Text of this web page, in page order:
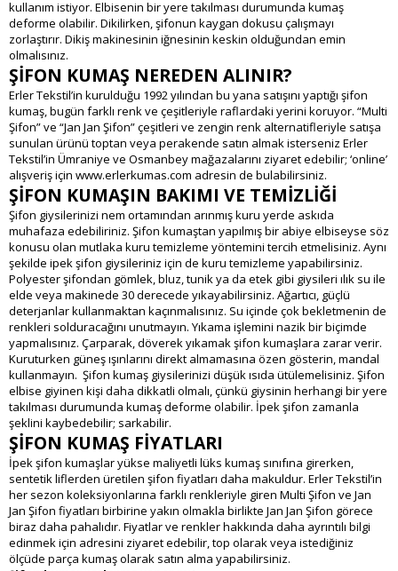
kullanım istiyor. Elbisenin bir yere takılması durumunda kumaş
deforme olabilir. Dikilirken, şifonun kaygan dokusu çalışmayı
zorlaştırır. Dikiş makinesinin iğnesinin keskin olduğundan emin
olmalısınız.
ŞİFON KUMAŞ NEREDEN ALINIR?
Erler Tekstil’in kurulduğu 1992 yılından bu yana satışını yaptığı şifon
kumaş, bugün farklı renk ve çeşitleriyle raflardaki yerini koruyor. “Multi
Şifon” ve “Jan Jan Şifon” çeşitleri ve zengin renk alternatifleriyle satışa
sunulan ürünü toptan veya perakende satın almak isterseniz Erler
Tekstil’in Ümraniye ve Osmanbey mağazalarını ziyaret edebilir; ‘online’
alışveriş için www.erlerkumas.com adresin de bulabilirsiniz.
ŞİFON KUMAŞIN BAKIMI VE TEMİZLİĞİ
Şifon giysilerinizi nem ortamından arınmış kuru yerde askıda
muhafaza edebiliriniz. Şifon kumaştan yapılmış bir abiye elbiseyse söz
konusu olan mutlaka kuru temizleme yöntemini tercih etmelisiniz. Aynı
şekilde ipek şifon giysileriniz için de kuru temizleme yapabilirsiniz.
Polyester şifondan gömlek, bluz, tunik ya da etek gibi giysileri ılık su ile
elde veya makinede 30 derecede yıkayabilirsiniz. Ağartıcı, güçlü
deterjanlar kullanmaktan kaçınmalısınız. Su içinde çok bekletmenin de
renkleri solduracağını unutmayın. Yıkama işlemini nazik bir biçimde
yapmalısınız. Çarparak, döverek yıkamak şifon kumaşlara zarar verir.
Kuruturken güneş ışınlarını direkt almamasına özen gösterin, mandal
kullanmayın. Şifon kumaş giysilerinizi düşük ısıda ütülemelisiniz. Şifon
elbise giyinen kişi daha dikkatli olmalı, çünkü giysinin herhangi bir yere
takılması durumunda kumaş deforme olabilir. İpek şifon zamanla
şeklini kaybedebilir; sarkabilir.
ŞİFON KUMAŞ FİYATLARI
İpek şifon kumaşlar yükse maliyetli lüks kumaş sınıfına girerken,
sentetik liflerden üretilen şifon fiyatları daha makuldur. Erler Tekstil’in
her sezon koleksiyonlarına farklı renkleriyle giren Multi Şifon ve Jan
Jan Şifon fiyatları birbirine yakın olmakla birlikte Jan Jan Şifon görece
biraz daha pahalıdır. Fiyatlar ve renkler hakkında daha ayrıntılı bilgi
edinmek için adresini ziyaret edebilir, top olarak veya istediğiniz
ölçüde parça kumaş olarak satın alma yapabilirsiniz.